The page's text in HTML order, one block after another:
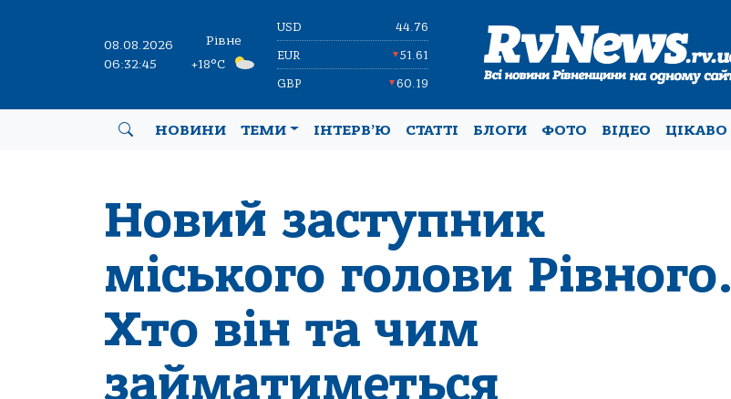
08.08.2026
06:32:45
Рівне
+18°C
USD 44.76
EUR ▼51.61
GBP ▼60.19
НОВИНИ ТЕМИ ІНТЕРВ’Ю СТАТТІ БЛОГИ ФОТО ВІДЕО ЦІКАВО
Новий заступник
міського голови Рівного.
Хто він та чим
займатиметься